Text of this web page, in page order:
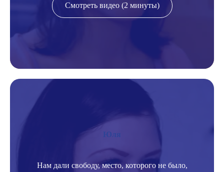
Смотреть видео (2 минуты)
Юля
Нам дали свободу, место, которого не было,